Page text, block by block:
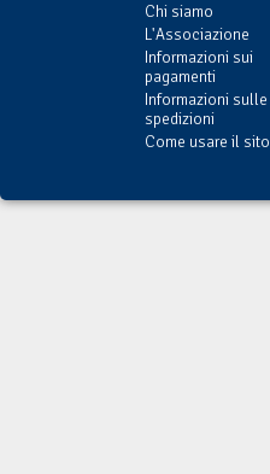
Chi siamo
L'Associazione
Informazioni sui
pagamenti
Informazioni sulle
spedizioni
Come usare il sito